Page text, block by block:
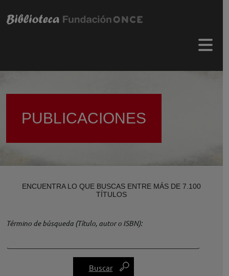
PUBLICACIONES
ENCUENTRA LO QUE BUSCAS ENTRE MÁS DE 7.100
TÍTULOS
Término de búsqueda (Título, autor o ISBN)